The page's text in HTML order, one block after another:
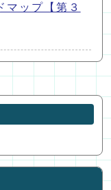
マップ【第３